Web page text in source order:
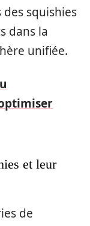
des squishies
dans la
unifiée.
et leur
de